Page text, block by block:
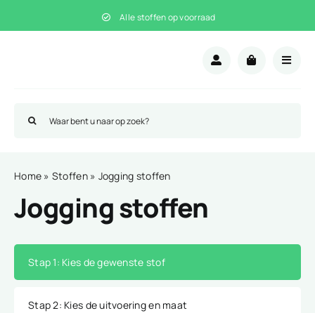
naar
Alle stoffen op voorraad
naar:
Home » Stoffen» Jogging stoffen
Jogging stoffen
Stap 1: Kies de gewenste stof
Stap 2: Kies de uitvoering en maat